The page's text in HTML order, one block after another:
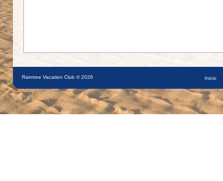
Raintree Vacation Club © 2026 Inicio